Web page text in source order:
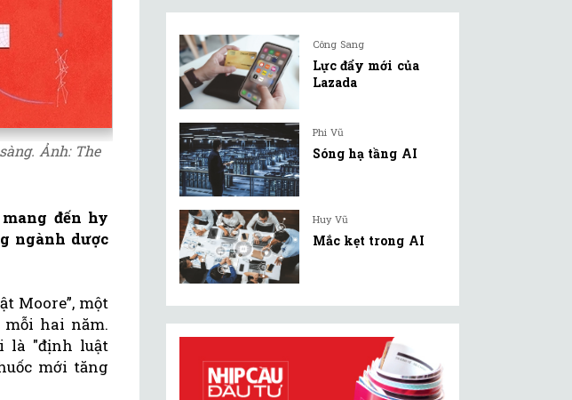
Ảnh: The
đến hy
ngành dược
Moore”, một
hai năm.
là "định luật
mới tăng
Công Sang
Lực đẩy mới của
Lazada
Phi Vũ
Sóng hạ tầng AI
Huy Vũ
Mắc kẹt trong AI